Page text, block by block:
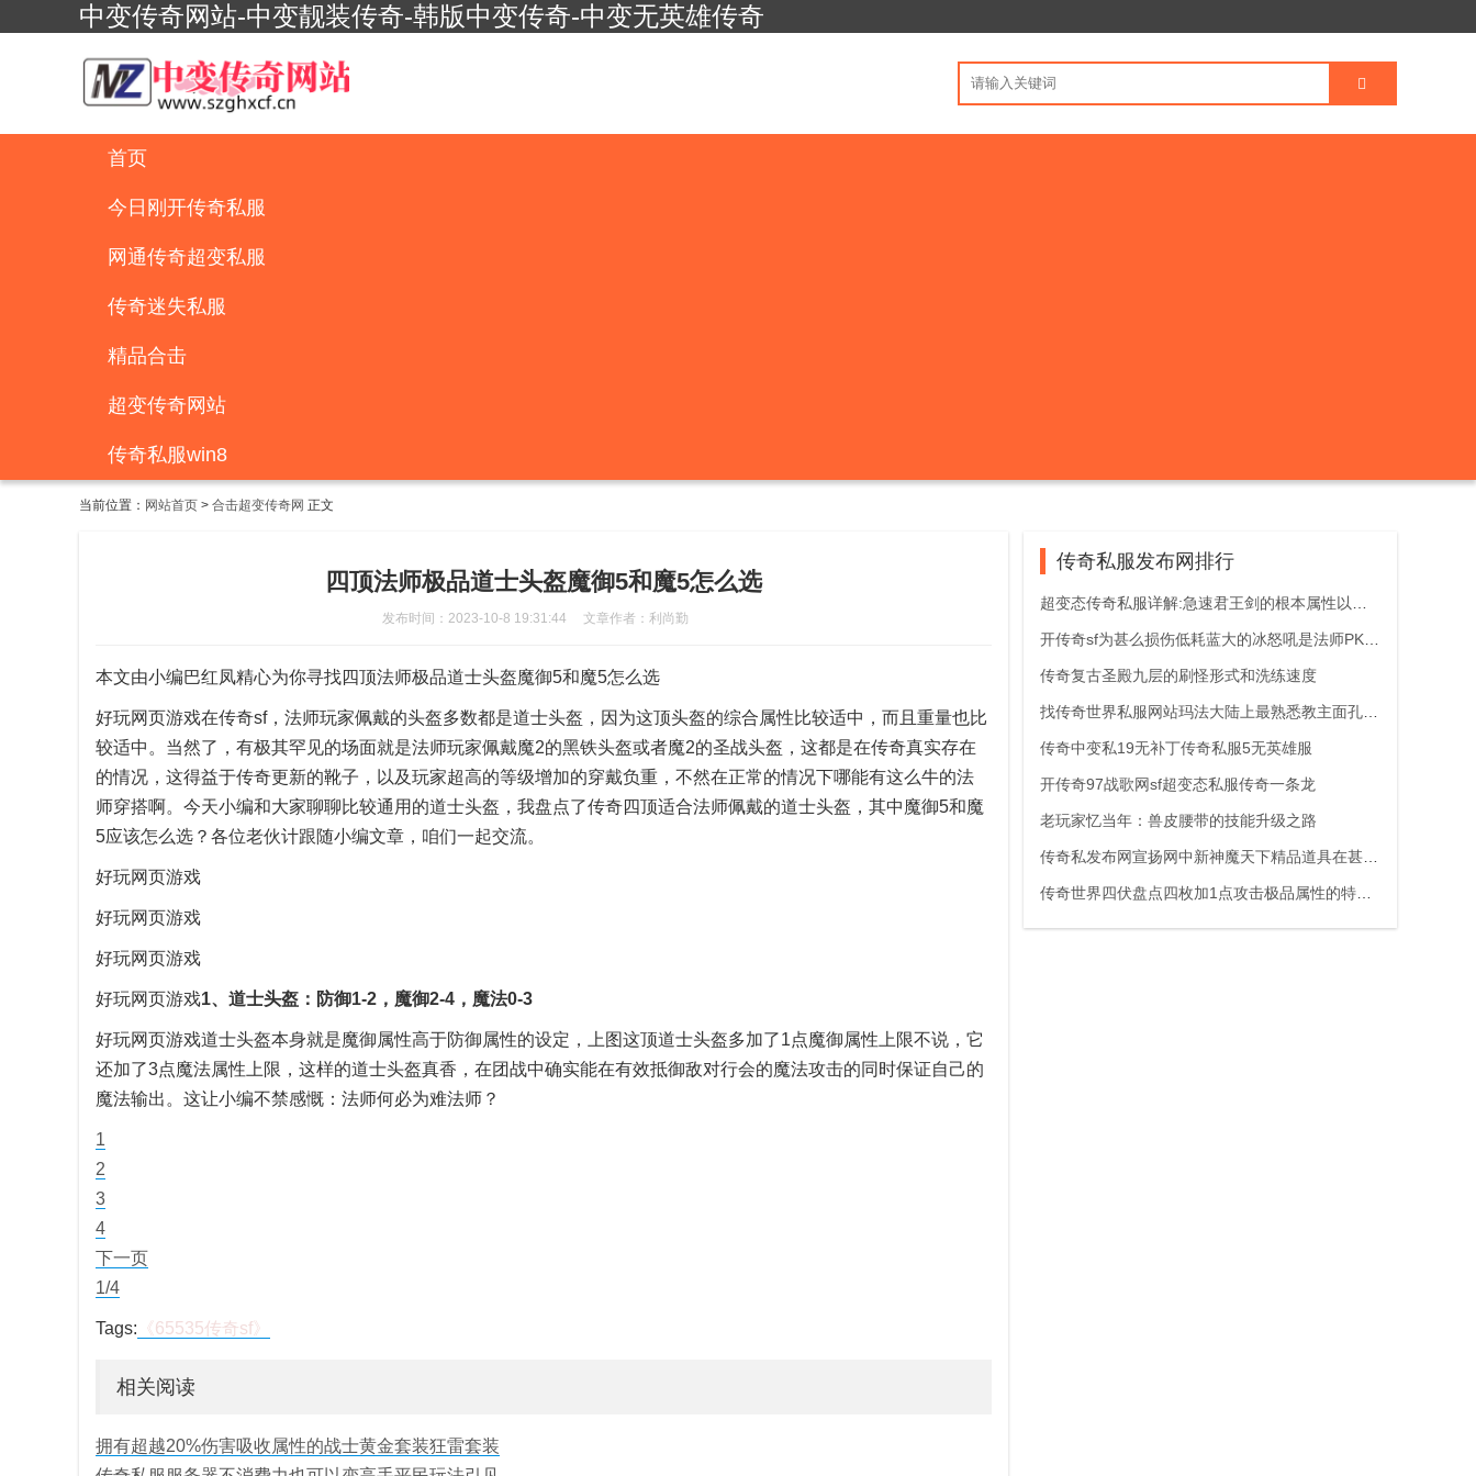
中变传奇网站-中变靓装传奇-韩版中变传奇-中变无英雄传奇
首页
今日刚开传奇私服
网通传奇超变私服
传奇迷失私服
精品合击
超变传奇网站
传奇私服win8
当前位置： 网站首页 > 合击超变传奇网 正文
四顶法师极品道士头盔魔御5和魔5怎么选
发布时间：2023-10-8 19:31:44 文章作者：利尚勤
本文由小编巴红凤精心为你寻找四顶法师极品道士头盔魔御5和魔5怎么选
好玩网页游戏在传奇sf，法师玩家佩戴的头盔多数都是道士头盔，因为这顶头盔的综合属性比较适中，而且重量也比
较适中。当然了，有极其罕见的场面就是法师玩家佩戴魔2的黑铁头盔或者魔2的圣战头盔，这都是在传奇真实存在
的情况，这得益于传奇更新的靴子，以及玩家超高的等级增加的穿戴负重，不然在正常的情况下哪能有这么牛的法
师穿搭啊。今天小编和大家聊聊比较通用的道士头盔，我盘点了传奇四顶适合法师佩戴的道士头盔，其中魔御5和魔
5应该怎么选？各位老伙计跟随小编文章，咱们一起交流。
好玩网页游戏
好玩网页游戏
好玩网页游戏
好玩网页游戏1、道士头盔：防御1-2，魔御2-4，魔法0-3
好玩网页游戏道士头盔本身就是魔御属性高于防御属性的设定，上图这顶道士头盔多加了1点魔御属性上限不说，它
还加了3点魔法属性上限，这样的道士头盔真香，在团战中确实能在有效抵御敌对行会的魔法攻击的同时保证自己的
魔法输出。这让小编不禁感慨：法师何必为难法师？
1
2
3
4
下一页
1/4
Tags: 《65535传奇sf》
相关阅读
拥有超越20%伤害吸收属性的战士黄金套装狂雷套装
传奇私服发布网排行
开传奇sf为甚么损伤低耗蓝大的冰怒吼是法师PK最佳
传奇复古圣殿九层的刷怪形式和洗练速度
找传奇世界私服网站玛法大陆上最熟悉教主面孔是哪个
传奇中变私19无补丁传奇私服5无英雄服
开传奇97战歌网sf超变态私服传奇一条龙
老玩家忆当年：兽皮腰带的技能升级之路
传奇私发布网宣扬网中新神魔天下精品道具在甚么地
传奇世界四伏盘点四枚加1点攻击极品属性的特戒最后一枚才是王者